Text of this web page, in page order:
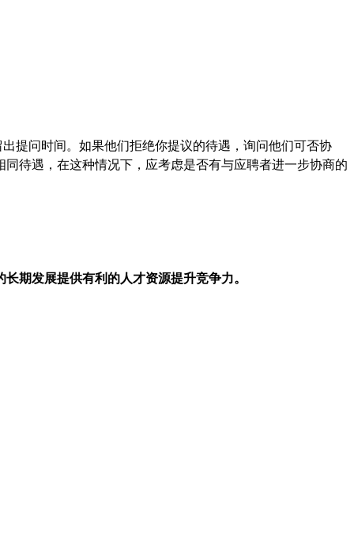
提问时间。如果他们拒绝你提议的待遇，询问他们可否协
待遇，在这种情况下，应考虑是否有与应聘者进一步协商的
期发展提供有利的人才资源提升竞争力。